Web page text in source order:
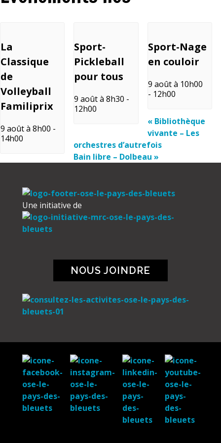
La
Classique
de
Volleyball
Familiprix
9 août à 8h00 -
14h00
Sport-
Pickleball
pour tous
9 août à 8h30 -
12h00
Sport-Nage
en couloir
9 août à 10h00
- 12h00
«Bibliothèque
vivante – Les
orchestres d’autrefois
Bain libre – Dolbeau»
Une initiative de
NOUS JOINDRE